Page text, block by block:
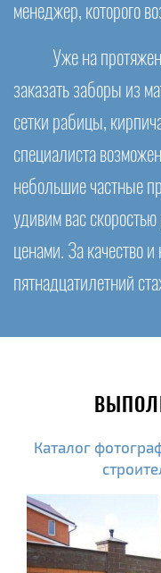
менеджер, которого
Уже на
заказать заборы из
сетки рабицы,
специалиста
небольшие частные
удивим вас
ценами. За качество
пятнадцатилетний
Каталог